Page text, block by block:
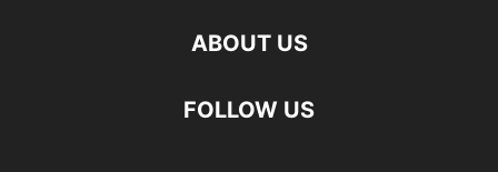
ABOUT US
FOLLOW US